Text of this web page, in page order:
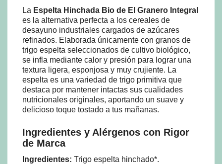
La Espelta Hinchada Bio de El Granero Integral
es la alternativa perfecta a los cereales de
desayuno industriales cargados de azúcares
refinados. Elaborada únicamente con granos de
trigo espelta seleccionados de cultivo biológico,
se infla mediante calor y presión para lograr una
textura ligera, esponjosa y muy crujiente. La
espelta es una variedad de trigo primitiva que
destaca por mantener intactas sus cualidades
nutricionales originales, aportando un suave y
delicioso toque tostado a tus mañanas.
Ingredientes y Alérgenos con Rigor
de Marca
Ingredientes: Trigo espelta hinchado*.